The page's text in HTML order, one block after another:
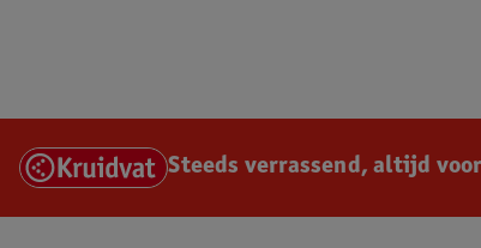
Steeds verrassend, altijd